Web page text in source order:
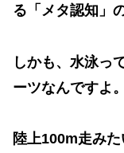
る「メタ認知」
しかも、水泳っ
ーツなんですよ。
陸上100m走み